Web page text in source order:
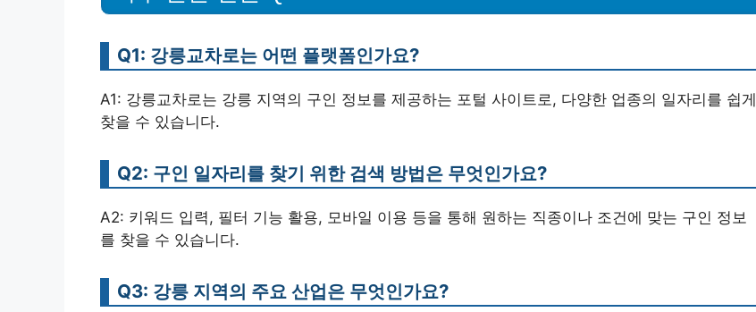
Q1: 강릉교차로는 어떤 플랫폼인가요?
A1: 강릉교차로는 강릉 지역의 구인 정보를 제공하는 포털 사이트로, 다양한 업종의 일자리를 쉽게
찾을 수 있습니다.
Q2: 구인 일자리를 찾기 위한 검색 방법은 무엇인가요?
A2: 키워드 입력, 필터 기능 활용, 모바일 이용 등을 통해 원하는 직종이나 조건에 맞는 구인 정보
를 찾을 수 있습니다.
Q3: 강릉 지역의 주요 산업은 무엇인가요?